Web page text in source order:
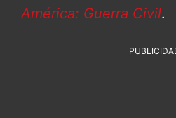
América: Guerra Civil.